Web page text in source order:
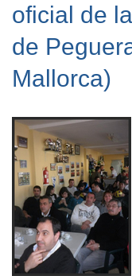
oficial de
de
Mallorca)